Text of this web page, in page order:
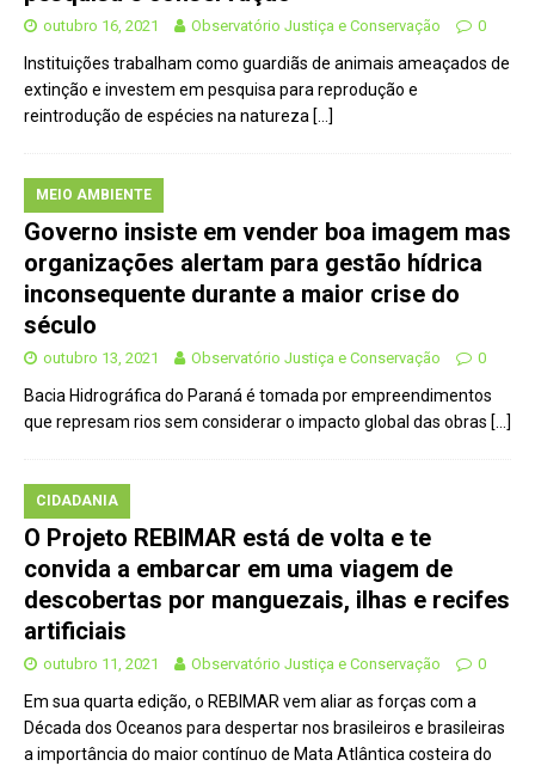
outubro 16, 2021 Observatório Justiça e Conservação 0
Instituições trabalham como guardiãs de animais ameaçados de
extinção e investem em pesquisa para reprodução e
reintrodução de espécies na natureza […]
MEIO AMBIENTE
Governo insiste em vender boa imagem mas
organizações alertam para gestão hídrica
inconsequente durante a maior crise do
século
outubro 13, 2021 Observatório Justiça e Conservação 0
Bacia Hidrográfica do Paraná é tomada por empreendimentos
que represam rios sem considerar o impacto global das obras […]
CIDADANIA
O Projeto REBIMAR está de volta e te
convida a embarcar em uma viagem de
descobertas por manguezais, ilhas e recifes
artificiais
outubro 11, 2021 Observatório Justiça e Conservação 0
Em sua quarta edição, o REBIMAR vem aliar as forças com a
Década dos Oceanos para despertar nos brasileiros e brasileiras
a importância do maior contínuo de Mata Atlântica costeira do